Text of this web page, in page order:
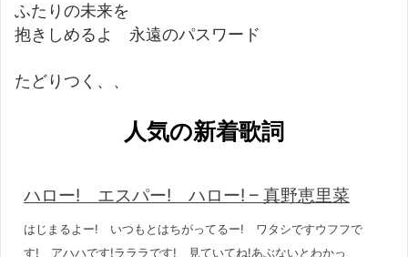
ふたりの未来を
抱きしめるよ 永遠のパスワード
たどりつく、、
人気の新着歌詞
ハロー! エスパー! ハロー! – 真野恵里菜
はじまるよー! いつもとはちがってるー! ワタシですウフフで
す! アハハです!ラララです! 見ていてね!あぶないとわかっ